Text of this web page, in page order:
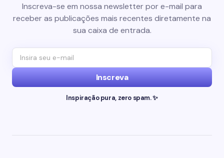
Inscreva-se em nossa newsletter por e-mail para
receber as publicações mais recentes diretamente na
sua caixa de entrada.
Inscreva
Inspiração pura, zero spam. ✨